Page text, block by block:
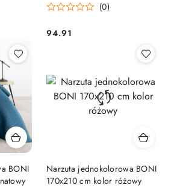
(0)
Cena:
94.91
BONI
Narzuta jednokolorowa BONI
170x210 cm kolor różowy